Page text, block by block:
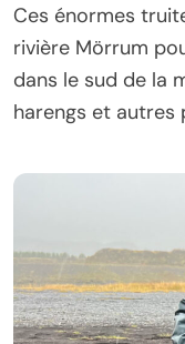
Ces énormes
rivière Mörrum
dans le sud de la
harengs et autres